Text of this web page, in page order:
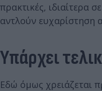
πρακτικές, ιδιαίτερα
αντλούν ευχαρίστηση
Υπάρχει
Εδώ όμως χρειάζεται